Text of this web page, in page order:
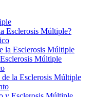
Esclerosis Múltiple?
la Esclerosis Múltiple
Múltiple
de la Esclerosis Múltiple